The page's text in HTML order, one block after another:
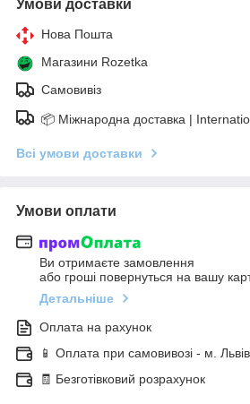
Умови доставки
Нова Пошта
Магазини Rozetka
Самовивіз
📦 Міжнародна доставка |
Всі умови доставки
Умови оплати
Ви отримаєте замовлення
або гроші повернуться на вашу
Детальніше
Оплата на рахунок
📱 Оплата при самовивозі - м.
🧾 Безготівковий розрахунок